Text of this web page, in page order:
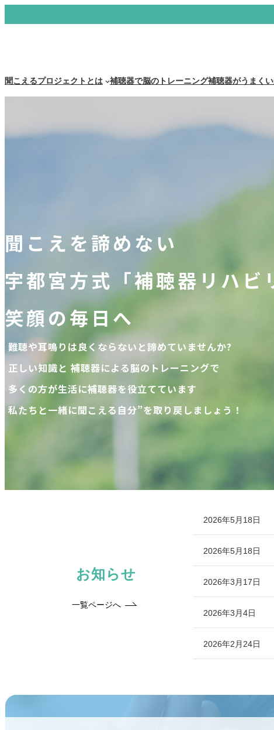
聞こえるプロジェクトとは 補聴器で脳のトレーニング補聴器がうまく
聞こえを諦めない
宇都宮方式 「補聴器リハビ
笑顔の毎日へ
難聴や耳鳴りは良くならないと諦めていませんか?
正しい知識と 補聴器による脳のトレーニングで
多くの方が生活に補聴器を役立てています
私たちと一緒に聞こえる自分”を取り戻しましょう！
聞こえを諦めない
宇都宮方式 「補聴器リハビ
笑顔の毎日へ
難聴や耳鳴りは良くならないと諦めていませんか?
正しい知識と 補聴器による脳のトレーニングで
多くの方が生活に補聴器を役立てています
私たちと一緒に聞こえる自分”を取り戻しましょう！
聞こえを諦めない
宇都宮方式 「補聴器リハビ
笑顔の毎日へ
難聴や耳鳴りは良くならないと諦めていませんか?
正しい知識と 補聴器による脳のトレーニングで
多くの方が生活に補聴器を役立てています
私たちと一緒に聞こえる自分”を取り戻しましょう！
聞こえを諦めない
宇都宮方式 「補聴器リハビ
笑顔の毎日へ
難聴や耳鳴りは良くならないと諦めていませんか?
正しい知識と 補聴器による脳のトレーニングで
多くの方が生活に補聴器を役立てています
私たちと一緒に聞こえる自分”を取り戻しましょう！
聞こえを諦めない
宇都宮方式 「補聴器リハビ
笑顔の毎日へ
難聴や耳鳴りは良くならないと諦めていませんか?
正しい知識と 補聴器による脳のトレーニングで
多くの方が生活に補聴器を役立てています
私たちと一緒に聞こえる自分”を取り戻しましょう！
聞こえを諦めない
宇都宮方式 「補聴器リハビ
笑顔の毎日へ
難聴や耳鳴りは良くならないと諦めていませんか?
正しい知識と 補聴器による脳のトレーニングで
多くの方が生活に補聴器を役立てています
私たちと一緒に聞こえる自分”を取り戻しましょう！
聞こえを諦めない
宇都宮方式 「補聴器リハビ
笑顔の毎日へ
難聴や耳鳴りは良くならないと諦めていませんか?
正しい知識と 補聴器による脳のトレーニングで
多くの方が生活に補聴器を役立てています
私たちと一緒に聞こえる自分”を取り戻しましょう！
聞こえを諦めない
宇都宮方式 「補聴器リハビ
笑顔の毎日へ
難聴や耳鳴りは良くならないと諦めていませんか?
正しい知識と 補聴器による脳のトレーニングで
多くの方が生活に補聴器を役立てています
私たちと一緒に聞こえる自分”を取り戻しましょう！
聞こえを諦めない
宇都宮方式 「補聴器リハビ
笑顔の毎日へ
難聴や耳鳴りは良くならないと諦めていませんか?
正しい知識と 補聴器による脳のトレーニングで
多くの方が生活に補聴器を役立てています
私たちと一緒に聞こえる自分”を取り戻しましょう！
お知らせ
一覧ページへ
2026年5月18日
2026年5月18日
2026年3月17日
2026年3月4日
2026年2月24日